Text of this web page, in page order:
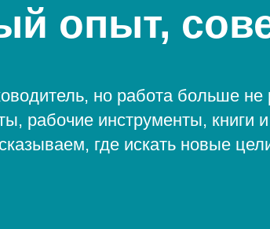
опыт,
но работа больше не
рабочие инструменты, книги
где искать новые